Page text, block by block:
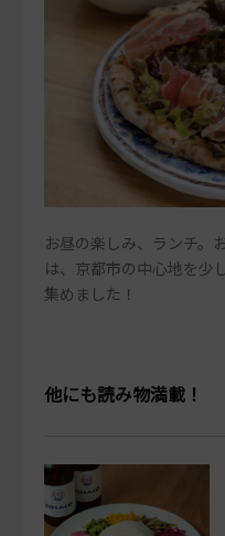
お昼の楽しみ、ランチ。
は、京都市の中心地を少
集めました！
他にも読み物満載！